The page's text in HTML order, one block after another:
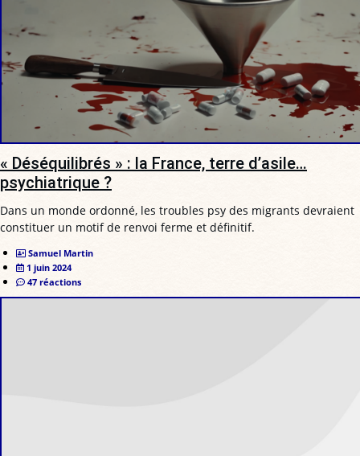
« Déséquilibrés » : la France, terre d’asile…
psychiatrique ?
Dans un monde ordonné, les troubles psy des migrants devraient
constituer un motif de renvoi ferme et définitif.
Samuel Martin
1 juin 2024
47 réactions